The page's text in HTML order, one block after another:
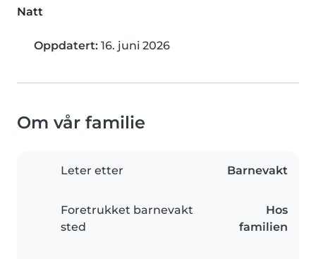
Natt
Oppdatert: 16. juni 2026
Om vår familie
Leter etter Barnevakt
Foretrukket barnevakt
sted
Hos
familien